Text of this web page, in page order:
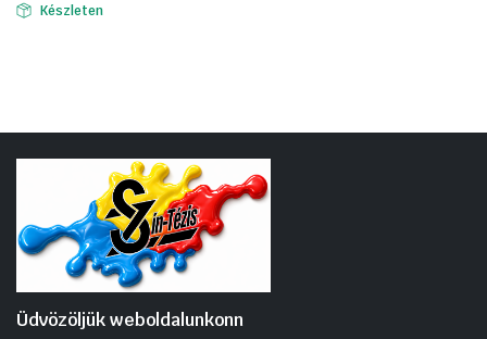
Készleten
Üdvözöljük weboldalunkonn